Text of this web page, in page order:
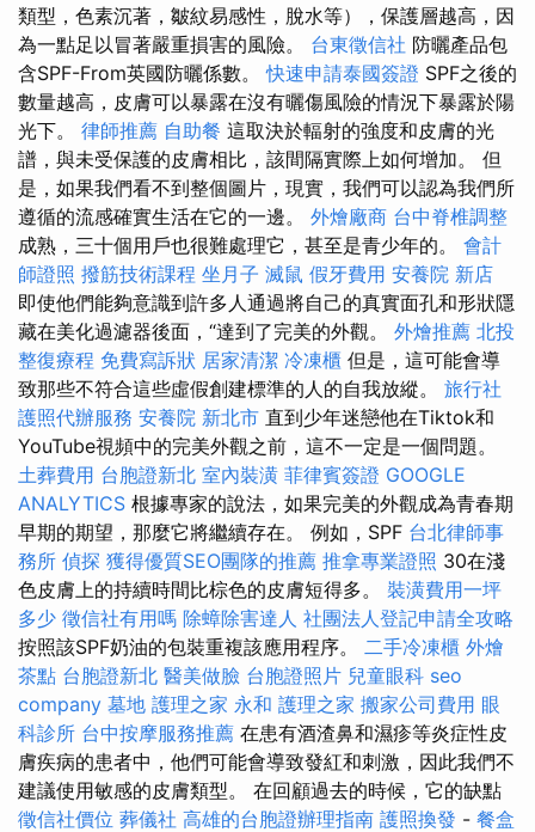
類型，色素沉著，皺紋易感性，脫水等），保護層越高，因
為一點足以冒著嚴重損害的風險。 台東徵信社 防曬產品包
含SPF-From英國防曬係數。快速申請泰國簽證 SPF之後的
數量越高，皮膚可以暴露在沒有曬傷風險的情況下暴露於陽
光下。 律師推薦 自助餐 這取決於輻射的強度和皮膚的光
譜，與未受保護的皮膚相比，該間隔實際上如何增加。 但
是，如果我們看不到整個圖片，現實，我們可以認為我們所
遵循的流感確實生活在它的一邊。 外燴廠商 台中脊椎調整
成熟，三十個用戶也很難處理它，甚至是青少年的。 會計
師證照 撥筋技術課程 坐月子 滅鼠 假牙費用 安養院 新店
即使他們能夠意識到許多人通過將自己的真實面孔和形狀隱
藏在美化過濾器後面，“達到了完美的外觀。 外燴推薦 北投
整復療程 免費寫訴狀 居家清潔 冷凍櫃 但是，這可能會導
致那些不符合這些虛假創建標準的人的自我放縱。 旅行社
護照代辦服務 安養院 新北市 直到少年迷戀他在Tiktok和
YouTube視頻中的完美外觀之前，這不一定是一個問題。
土葬費用 台胞證新北 室內裝潢 菲律賓簽證 GOOGLE
ANALYTICS 根據專家的說法，如果完美的外觀成為青春期
早期的期望，那麼它將繼續存在。 例如，SPF 台北律師事
務所 偵探 獲得優質SEO團隊的推薦 推拿專業證照 30在淺
色皮膚上的持續時間比棕色的皮膚短得多。 裝潢費用一坪
多少 徵信社有用嗎 除蟑除害達人 社團法人登記申請全攻略
按照該SPF奶油的包裝重複該應用程序。 二手冷凍櫃 外燴
茶點 台胞證新北 醫美做臉 台胞證照片 兒童眼科 seo
company 墓地 護理之家 永和 護理之家 搬家公司費用 眼
科診所 台中按摩服務推薦 在患有酒渣鼻和濕疹等炎症性皮
膚疾病的患者中，他們可能會導致發紅和刺激，因此我們不
建議使用敏感的皮膚類型。 在回顧過去的時候，它的缺點
徵信社價位 葬儀社 高雄的台胞證辦理指南 護照換發 - 餐盒